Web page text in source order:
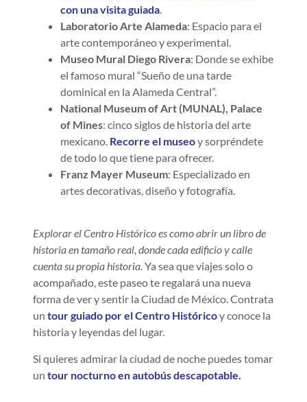
con una visita guiada.
Laboratorio Arte Alameda: Espacio para el
arte contemporáneo y experimental.
Museo Mural Diego Rivera: Donde se exhibe
el famoso mural “Sueño de una tarde
dominical en la Alameda Central”.
National Museum of Art (MUNAL), Palace
of Mines: cinco siglos de historia del arte
mexicano. Recorre el museoy sorpréndete
de todo lo que tiene para ofrecer.
Franz Mayer Museum: Especializado en
artes decorativas, diseño y fotografía.
Explorar el Centro Histórico es como abrir un libro de
historia en tamaño real, donde cada edificio y calle
cuenta su propia historia.Ya sea que viajes solo o
acompañado, este paseo te regalará una nueva
forma de ver y sentir la Ciudad de México. Contrata
un tour guiado por el Centro Históricoy conoce la
historia y leyendas del lugar.
Si quieres admirar la ciudad de noche puedes tomar
un tour nocturno en autobús descapotable.